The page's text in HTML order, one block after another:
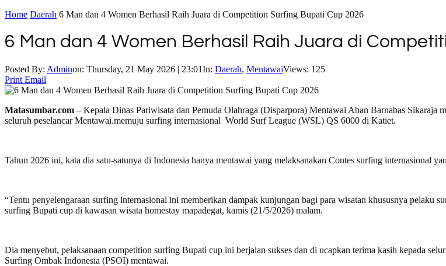
Home Daerah 6 Man dan 4 Women Berhasil Raih Juara di Competition Surfing Bupati Cup 2026
6 Man dan 4 Women Berhasil Raih Juara di
Posted By: Adminon: Thursday, 21 May 2026 | 23:01In: Daerah, MentawaiViews: 125
Print Email
Matasumbar.com – Kepala Dinas Pariwisata dan Pemuda Olahraga (Disparpora) Mentawai Aban Barnabas
seluruh peselancar Mentawai.memuju surfing internasional World Surf League (WSL) QS 6000 di Katiet.
Tahun 2026 ini, kata dia satu-satunya di Indonesia hanya mentawai yang melaksanakan Contes surfing internasional
“Tentu penyelengaraan surfing internasional ini memberikan dampak kunjungan bagi para wisatan khususnya pelaku
surfing Bupati cup di kawasan wisata homestay mapadegat, kamis (21/5/2026) malam.
Dia menyebut, pelaksanaan competition surfing Bupati cup ini berjalan sukses dan di ucapkan terima kasih kepada
Surfing Ombak Indonesia (PSOI) mentawai.